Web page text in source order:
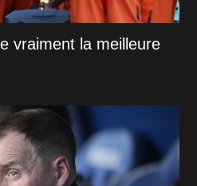
vraiment la meilleure